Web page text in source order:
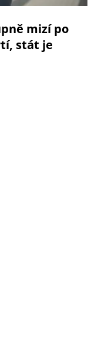
mizí po
stát je